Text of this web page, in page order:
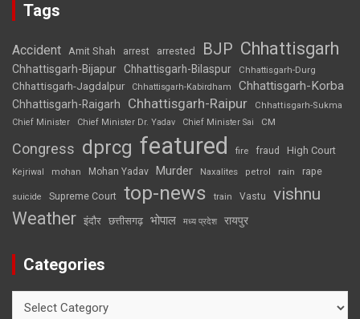
Tags
Accident Amit Shah arrest arrested BJP Chhattisgarh
Chhattisgarh-Bijapur Chhattisgarh-Bilaspur Chhattisgarh-Durg
Chhattisgarh-Jagdalpur Chhattisgarh-Kabirdham Chhattisgarh-Korba
Chhattisgarh-Raigarh Chhattisgarh-Raipur
Chhattisgarh-Sukma
Chief Minister
Chief Minister Dr. Yadav Chief Minister Sai CM
Congress dprcg featured fire fraud High Court
Kejriwal mohan Mohan Yadav Murder Naxalites petrol rain rape
suicide Supreme Court top-news train Vastu vishnu
Weather इंदौर छत्तीसगढ़ भोपाल मध्य प्रदेश रायपुर
Categories